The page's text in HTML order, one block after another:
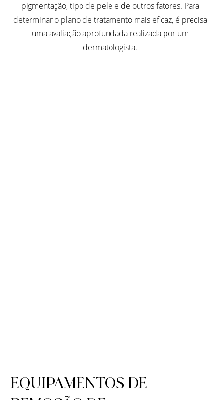
pigmentação, tipo de pele e de outros fatores. Para
determinar o plano de tratamento mais eficaz, é precisa
uma avaliação aprofundada realizada por um
dermatologista.
EQUIPAMENTOS DE